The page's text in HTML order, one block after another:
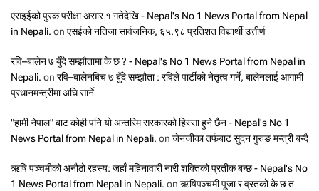
एसइईको पुरक परीक्षा असार १ गतेदेखि - Nepal's No 1 News Portal from Nepal
in Nepali. on एसईको नतिजा सार्वजनिक, ६५.९८ प्रतिशत विद्यार्थी उत्तीर्ण
रवि–बालेन ७ बुँदे सम्झौतामा के छ ? - Nepal's No 1 News Portal from Nepal in
Nepali. on रवि–बालेनबिच ७ बुँदे सम्झौता : रविले पार्टीको नेतृत्व गर्ने, बालेनलाई आगामी
प्रधानमन्त्रीमा अघि सार्ने
"हामी नेपाल" बाट कोही पनि यो अन्तरिम सरकारको हिस्सा हुने छैन - Nepal's No 1
News Portal from Nepal in Nepali. on जेनजीका तर्फबाट सुदन गुरुङ मन्त्री बन्दै
ऋषि पञ्चमीको अनौठो रहस्य: जहाँ महिनावारी नारी शक्तिको प्रतीक बन्छ - Nepal's No
1 News Portal from Nepal in Nepali. on ऋषिपञ्चमी पूजा र व्रतको के छ त